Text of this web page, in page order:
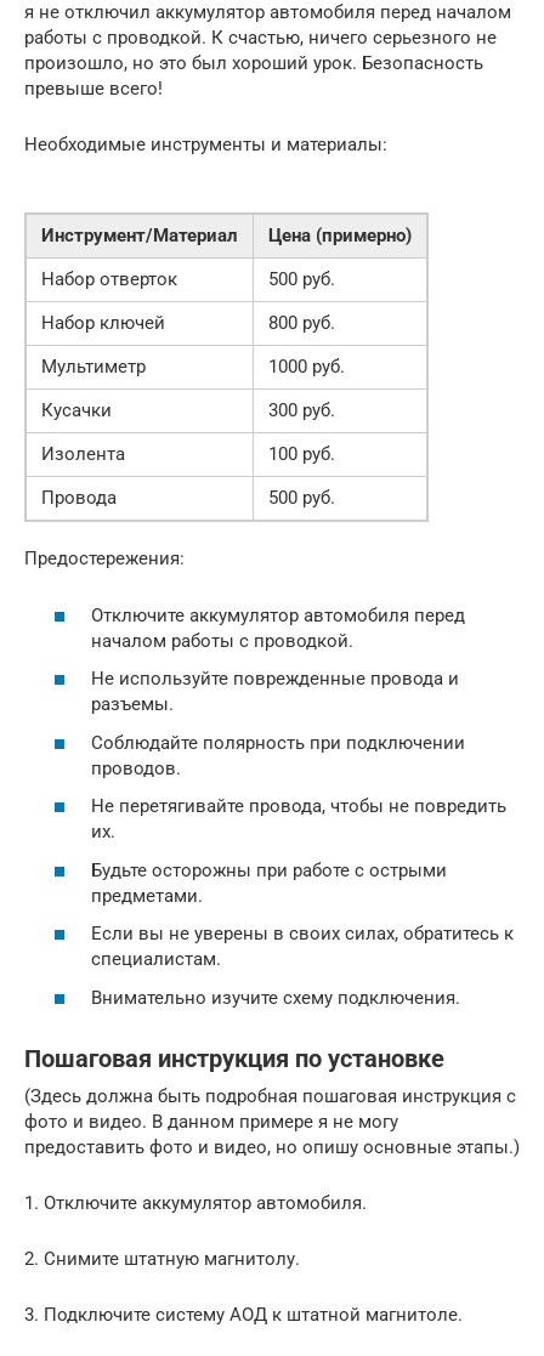
я не отключил аккумулятор автомобиля перед началом
работы с проводкой. К счастью, ничего серьезного не
произошло, но это был хороший урок. Безопасность
превыше всего!
Необходимые инструменты и материалы:
Инструмент/Материал
Цена (примерно)
Набор отверток
500 руб.
Набор ключей
800 руб.
Мультиметр
1000 руб.
Кусачки
300 руб.
Изолента
100 руб.
Провода
500 руб.
Предостережения:
Отключите аккумулятор автомобиля перед
началом работы с проводкой.
Не используйте поврежденные провода и
разъемы.
Соблюдайте полярность при подключении
проводов.
Не перетягивайте провода, чтобы не повредить
их.
Будьте осторожны при работе с острыми
предметами.
Если вы не уверены в своих силах, обратитесь к
специалистам.
Внимательно изучите схему подключения.
Пошаговая инструкция по установке
(Здесь должна быть подробная пошаговая инструкция с
фото и видео. В данном примере я не могу
предоставить фото и видео, но опишу основные этапы.)
1. Отключите аккумулятор автомобиля.
2. Снимите штатную магнитолу.
3. Подключите систему АОД к штатной магнитоле.